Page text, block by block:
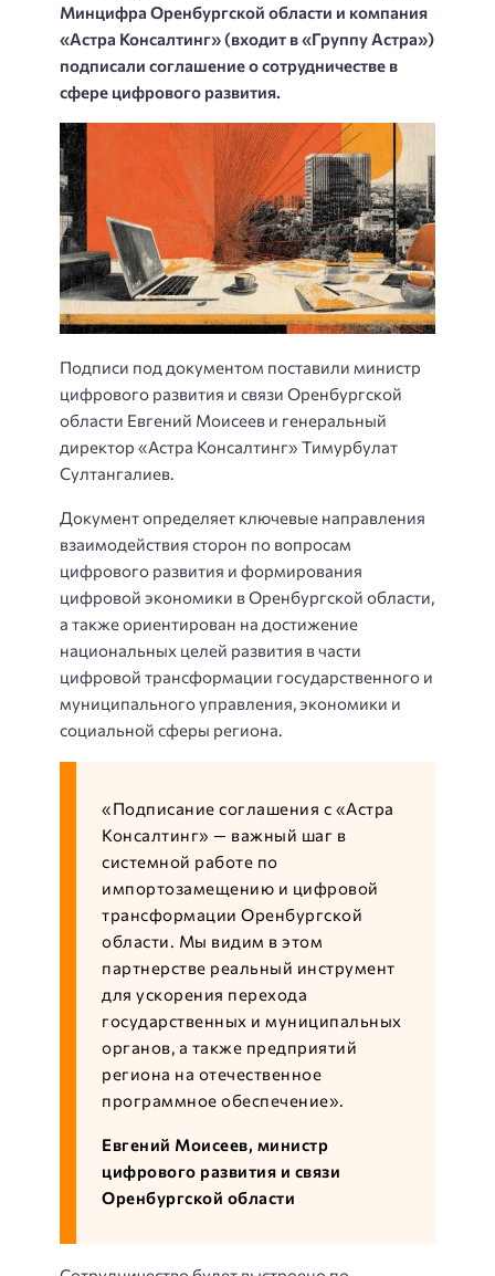
Минцифра Оренбургской области и компания
«Астра Консалтинг» (входит в «Группу Астра»)
подписали соглашение о сотрудничестве в
сфере цифрового развития.
Подписи под документом поставили министр
цифрового развития и связи Оренбургской
области Евгений Моисеев и генеральный
директор «Астра Консалтинг» Тимурбулат
Султангалиев.
Документ определяет ключевые направления
взаимодействия сторон по вопросам
цифрового развития и формирования
цифровой экономики в Оренбургской области,
а также ориентирован на достижение
национальных целей развития в части
цифровой трансформации государственного и
муниципального управления, экономики и
социальной сферы региона.
«Подписание соглашения с «Астра
Консалтинг» — важный шаг в
системной работе по
импортозамещению и цифровой
трансформации Оренбургской
области. Мы видим в этом
партнерстве реальный инструмент
для ускорения перехода
государственных и муниципальных
органов, а также предприятий
региона на отечественное
программное обеспечение».
Евгений Моисеев, министр
цифрового развития и связи
Оренбургской области